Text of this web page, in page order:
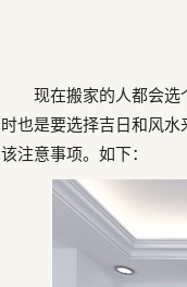
现在搬家的人都会选
时也是要选择吉日和风
该注意事项。如下：